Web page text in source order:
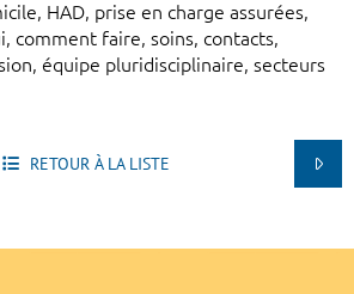
HAD, prise en charge assurées,
comment faire, soins, contacts,
équipe pluridisciplinaire, secteurs
RETOUR À LA LISTE